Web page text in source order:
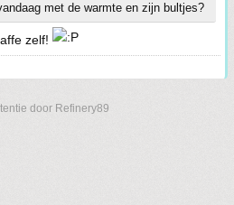
met de warmte en zijn bultjes?
zelf!
door Refinery89